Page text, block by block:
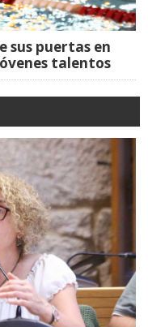
sus puertas en
talentos